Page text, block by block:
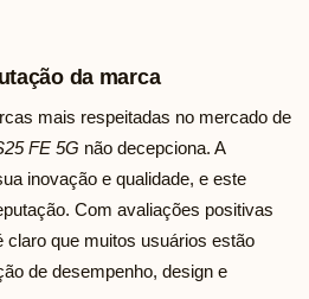
da marca
mais respeitadas no mercado de
FE 5G não decepciona. A
inovação e qualidade, e este
Com avaliações positivas
que muitos usuários estão
de desempenho, design e